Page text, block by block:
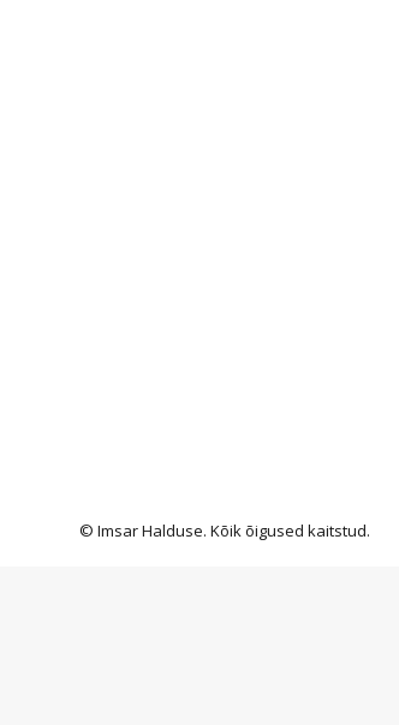
© Imsar Halduse. Kõik õigused kaitstud.